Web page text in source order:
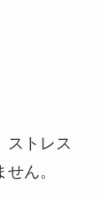
ストレス
ん。